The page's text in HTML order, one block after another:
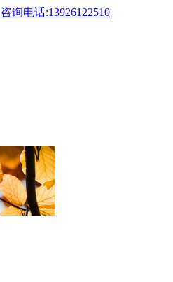
咨询电话:13926122510